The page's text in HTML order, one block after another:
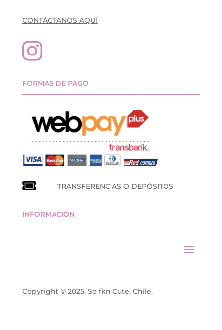
CONTÁCTANOS AQUÍ

FORMAS DE PAGO
TRANSFERENCIAS O DEPÓSITOS
INFORMACIÓN
Copyright © 2025. So fkn Cute. Chile.